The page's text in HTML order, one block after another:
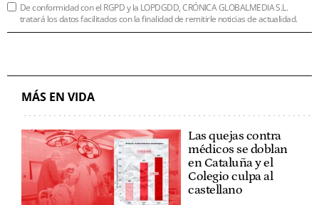
De conformidad con el RGPD y la LOPDGDD, CRÓNICA GLOBALMEDIA S.L.
tratará los datos facilitados con la finalidad de remitirle noticias de actualidad.
MÁS EN VIDA
Las quejas contra
médicos se doblan
en Cataluña y el
Colegio culpa al
castellano